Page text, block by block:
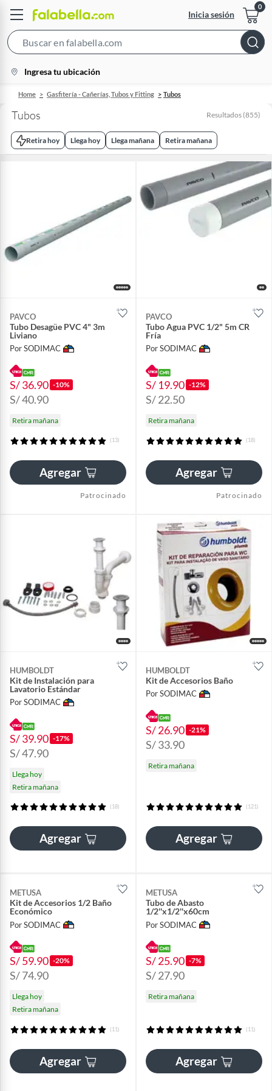
Inicia sesión
Bar
location-
icon
Ingresa tu ubicación
Home Gasfitería - Cañerías, Tubos y Fitting Tubos
Tubos Resultados (855)
Retira hoy Llega hoy Llega mañana Retira mañana
PAVCO
Tubo Desagüe PVC 4" 3m
Liviano
Por SODIMAC
S/ 36.90 -10%
S/ 40.90
Retira mañana
(13)
Agregar
Patrocinado
PAVCO
Tubo Agua PVC 1/2" 5m CR
Fría
Por SODIMAC
S/ 19.90 -12%
S/ 22.50
Retira mañana
(18)
Agregar
Patrocinado
HUMBOLDT
Kit de Instalación para
Lavatorio Estándar
Por SODIMAC
S/ 39.90 -17%
S/ 47.90
Llega hoy
Retira mañana
(18)
Agregar
HUMBOLDT
Kit de Accesorios Baño
Por SODIMAC
S/ 26.90 -21%
S/ 33.90
Retira mañana
(121)
Agregar
METUSA
Kit de Accesorios 1/2 Baño
Económico
Por SODIMAC
S/ 59.90 -20%
S/ 74.90
Llega hoy
Retira mañana
(11)
Agregar
METUSA
Tubo de Abasto
1/2''x1/2''x60cm
Por SODIMAC
S/ 25.90 -7%
S/ 27.90
Retira mañana
(11)
Agregar